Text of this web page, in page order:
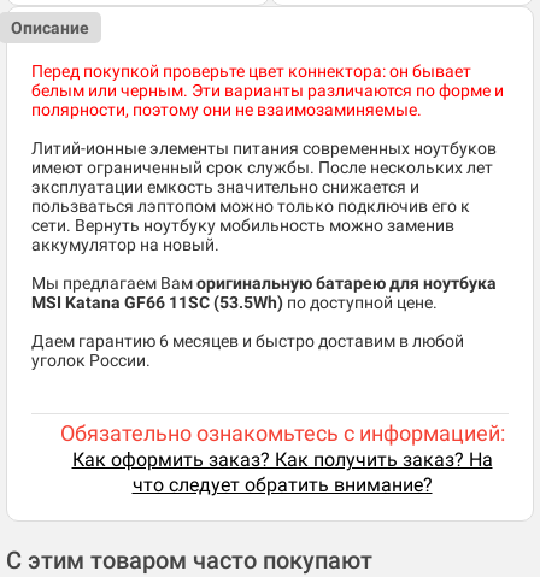
Описание
Перед покупкой проверьте цвет коннектора: он бывает
белым или черным. Эти варианты различаются по форме и
полярности, поэтому они не взаимозаминяемые.
Литий-ионные элементы питания современных ноутбуков
имеют ограниченный срок службы. После нескольких лет
эксплуатации емкость значительно снижается и
пользваться лэптопом можно только подключив его к
сети. Вернуть ноутбуку мобильность можно заменив
аккумулятор на новый.
Мы предлагаем Ваморигинальную батарею для ноутбука
MSI Katana GF66 11SC (53.5Wh) по доступной цене.
Даем гарантию 6 месяцев и быстро доставим в любой
уголок России.
Обязательно ознакомьтесь с информацией:
Как оформить заказ? Как получить заказ? На
что следует обратить внимание?
С этим товаром часто покупают